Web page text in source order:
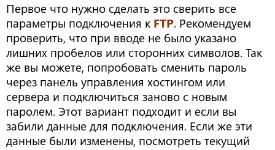
Первое что нужно сделать это сверить все
параметры подключения к FTP. Рекомендуем
проверить, что при вводе не было указано
лишних пробелов или сторонних символов. Так
же вы можете, попробовать сменить пароль
через панель управления хостингом или
сервера и подключиться заново с новым
паролем. Этот вариант подходит и если вы
забили данные для подключения. Если же эти
данные были изменены, посмотреть текущий